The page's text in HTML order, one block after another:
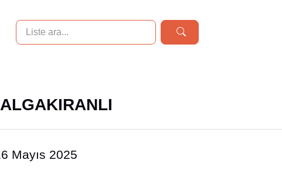
Mayıs 2025